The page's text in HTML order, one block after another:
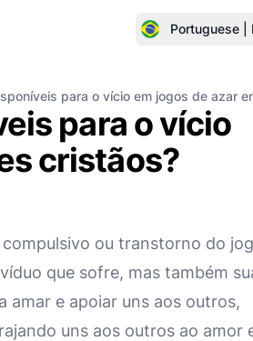
Portuguese |
para o vício em jogos de azar
para o vício
cristãos?
compulsivo ou transtorno do
que sofre, mas também
amar e apoiar uns aos outros,
uns aos outros ao amor